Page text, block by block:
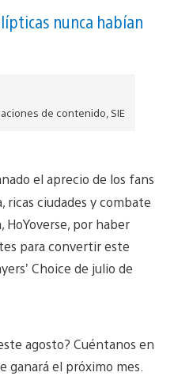
nunca habían
de contenido, SIE
el aprecio de los fans
ricas ciudades y combate
HoYoverse, por haber
para convertir este
Choice de julio de
agosto? Cuéntanos en
ganará el próximo mes.